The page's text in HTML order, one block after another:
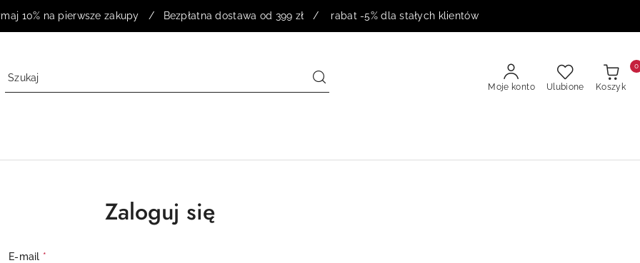
10% na pierwsze zakupy / Bezpłatna dostawa od 399 zł / rabat -5% dla stałych klientów
Moje konto Ulubione Koszyk
0
Zaloguj się
E-mail *